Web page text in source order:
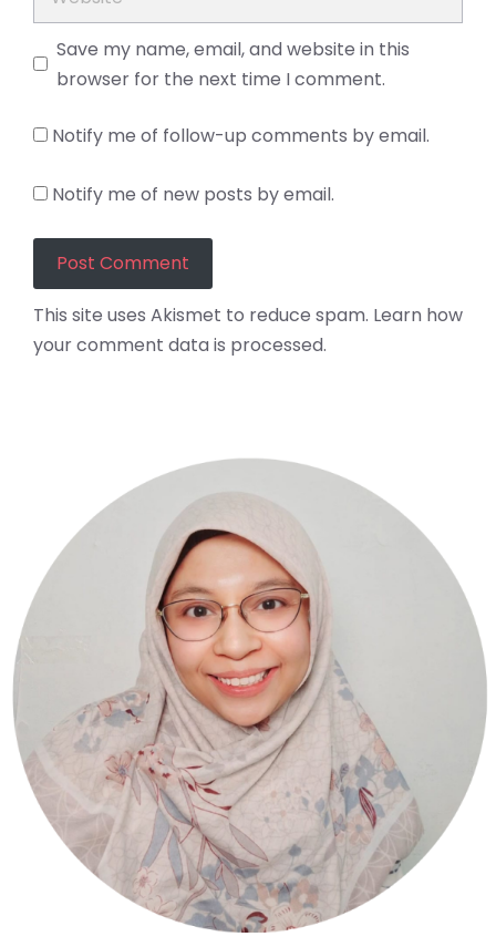
Save my name, email, and website in this
browser for the next time I comment.
Notify me of follow-up comments by email.
Notify me of new posts by email.
This site uses Akismet to reduce spam. Learn how
your comment data is processed.